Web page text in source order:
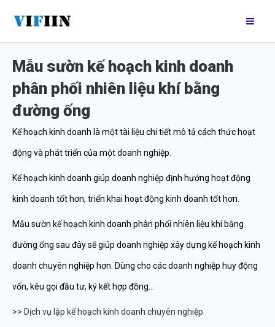
nội
dungMẫu sườn kế hoạch kinh doanh
phân phối nhiên liệu khí bằng
đường ống
Kế hoạch kinh doanh là một tài liệu chi tiết mô tả cách thức hoạt
động và phát triển của một doanh nghiệp.
Kế hoạch kinh doanh giúp doanh nghiệp định hướng hoạt động
kinh doanh tốt hơn, triển khai hoạt động kinh doanh tốt hơn.
Mẫu sườn kế hoạch kinh doanh phân phối nhiên liệu khí bằng
đường ống sau đây sẽ giúp doanh nghiệp xây dựng kế hoạch kinh
doanh chuyên nghiệp hơn. Dùng cho các doanh nghiệp huy động
vốn, kêu gọi đầu tư, ký kết hợp đồng…
>> Dịch vụ lập kế hoạch kinh doanh chuyên nghiệp